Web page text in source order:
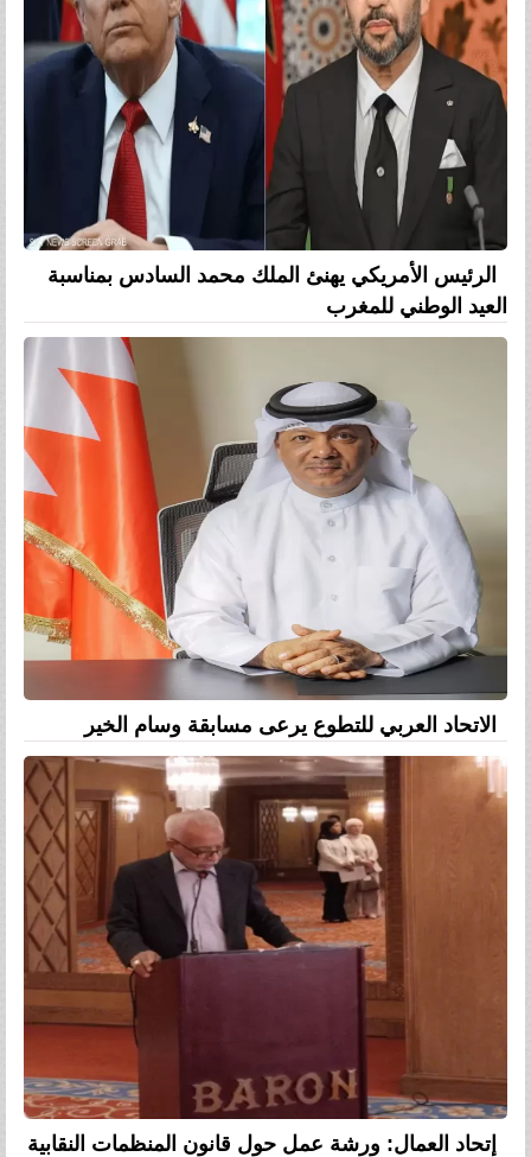
الرئيس الأمريكي يهنئ الملك محمد السادس بمناسبة
العيد الوطني للمغرب
الاتحاد العربي للتطوع يرعى مسابقة وسام الخير
إتحاد العمال: ورشة عمل حول قانون المنظمات النقابية